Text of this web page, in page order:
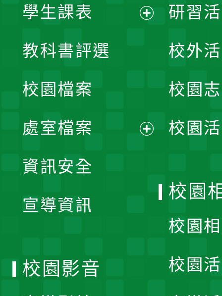
學生課表
單
教科書評選
校園檔案
處室檔案
資訊安全
宣導資訊
研習
校外
校園
校園
校園
校園
校園
校園影音